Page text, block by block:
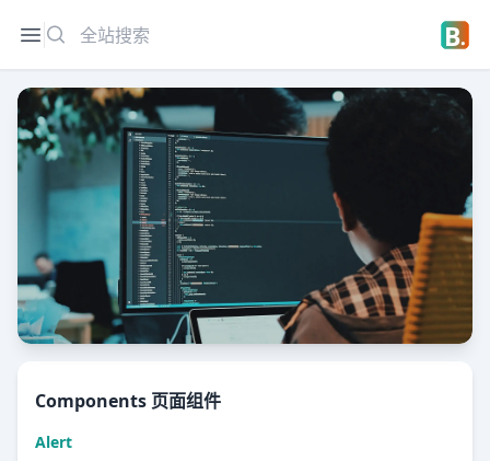
Open sidebar
📚 基于TailwindCss的 Web UI 组件库，用
于任何你的下一个项目～
Components 页面组件
Alert